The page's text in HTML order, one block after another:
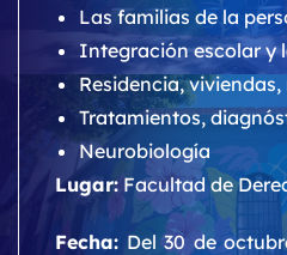
Las familias de la
Integración escolar y
Residencia, viviendas,
Tratamientos,
Neurobiología
Lugar: Facultad de
Fecha: Del 30 de